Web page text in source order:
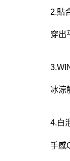
2.貼
穿出
冰涼
4.白
手感